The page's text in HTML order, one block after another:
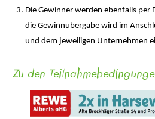
Die Gewinner werden ebenfalls per
die Gewinnübergabe wird im
und dem jeweiligen Unternehmen
Zu den